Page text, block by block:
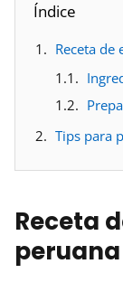
Índice
Receta de
Tips para
Receta